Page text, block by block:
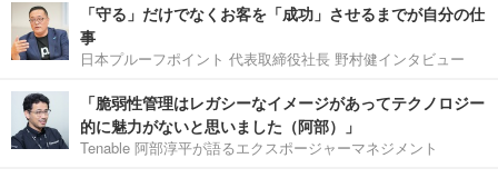
「守る」だけでなくお客を「成功」させるまでが自分の仕
事
日本プルーフポイント 代表取締役社長 野村健インタビュー
「脆弱性管理はレガシーなイメージがあってテクノロジー
的に魅力がないと思いました（阿部）」
Tenable 阿部淳平が語るエクスポージャーマネジメント